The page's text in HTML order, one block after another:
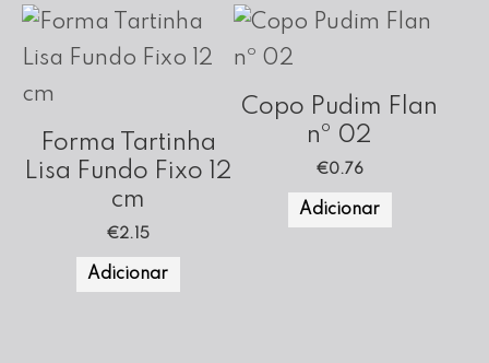
Forma Tartinha
Lisa Fundo Fixo 12
cm
€2.15
Adicionar
Copo Pudim Flan
nº 02
€0.76
Adicionar